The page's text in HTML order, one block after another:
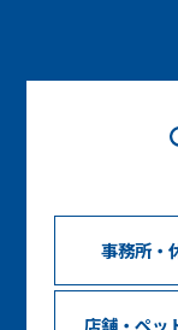
事務所・
店舗・ペッ